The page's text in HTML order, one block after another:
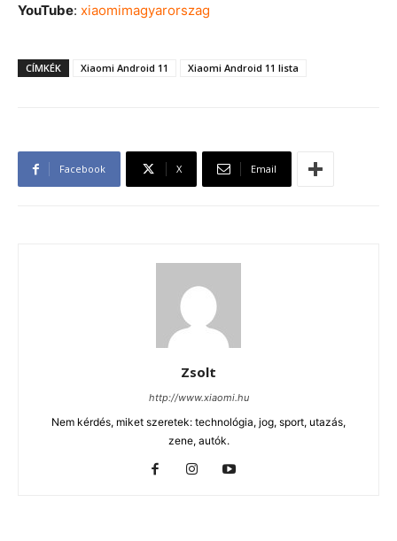
YouTube: xiaomimagyarorszag
CÍMKÉK Xiaomi Android 11 Xiaomi Android 11 lista
Facebook X Email
Zsolt
http://www.xiaomi.hu
Nem kérdés, miket szeretek: technológia, jog, sport, utazás,
zene, autók.